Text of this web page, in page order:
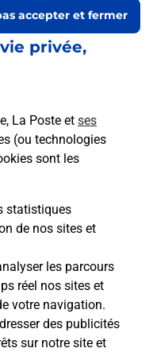
privée,
La Poste et ses
(ou technologies
sont les
statistiques
de nos sites et
les parcours
réel nos sites et
votre navigation.
des publicités
sur notre site et
accepter et fermer
à 09h30